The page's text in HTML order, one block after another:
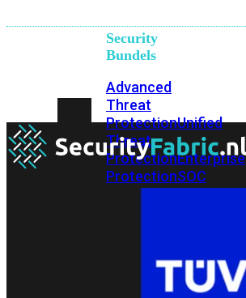
Security
Bundels
Advanced
Threat
ProtectionUnified
Threat
ProtectionEnterprise
ProtectionSOC